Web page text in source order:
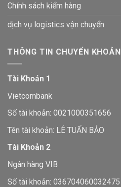
Chính sách kiểm hàng
dịch vụ logistics vận chuyển
THÔNG TIN CHUYỂN KHOẢN
Tài Khoản 1
Vietcombank
Số tài khoản: 0021000351656
Tên tài khoản: LÊ TUẤN BẢO
Tài Khoản 2
Ngân hàng VIB
Số tài khoản: 036704060032475